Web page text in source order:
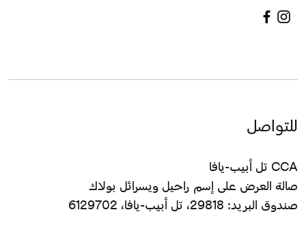
للتواصل
CCA تل أبيب-يافا
صالة العرض على إسم راحيل ويسرائل بولاك
صندوق البريد: 29818، تل أبيب-يافا، 6129702